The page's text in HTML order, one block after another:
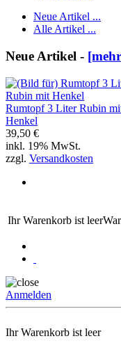
Neue Artikel ...
Alle Artikel ...
Neue Artikel -
Rumtopf 3 Liter Rubin
Henkel
39,50 €
inkl. 19% MwSt.
zzgl. Versandkosten
Ihr Warenkorb ist leer
Anmelden
Ihr Warenkorb ist leer